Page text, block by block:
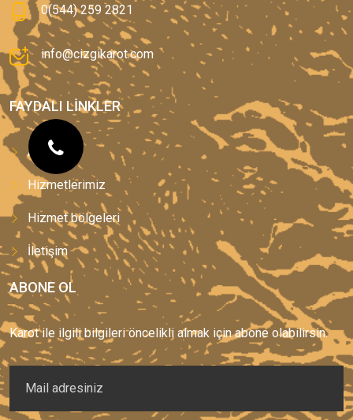
0(544) 259 2821
info@cizgikarot.com
FAYDALI LINKLER
Anasayfa
Hizmetlerimiz
Hizmet bölgeleri
İletişim
ABONE OL
Karot ile ilgili bilgileri öncelikli almak için abone olabilirsin.